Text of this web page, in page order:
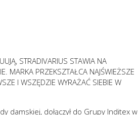
STRADIVARIUS STAWIA NA
MARKA PRZEKSZTAŁCA NAJŚWIEŻSZE
I WSZĘDZIE WYRAŻAĆ SIEBIE W
damskiej, dołączył do Grupy Inditex w